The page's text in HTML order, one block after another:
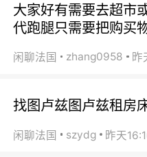
大家好有需要去超市
代跑腿只需要把购买
闲聊法国 zhang0958 昨
找图卢兹图卢兹租房
闲聊法国 szydg 昨天